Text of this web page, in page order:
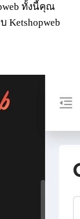
ทั้งนี้คุณ
Ketshopweb